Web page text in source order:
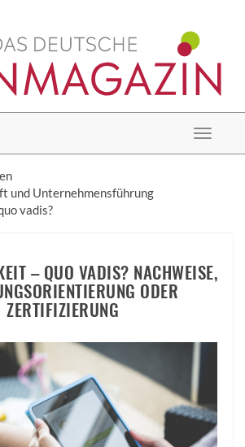
Toggle
und Unternehmensführung
vadis?
– QUO VADIS? NACHWEISE,
ODER
ZERTIFIZIERUNG